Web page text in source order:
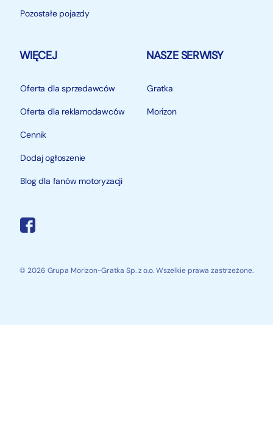
Pozostałe pojazdy
WIĘCEJ
Oferta dla sprzedawców
Oferta dla reklamodawców
Cennik
Dodaj ogłoszenie
Blog dla fanów motoryzacji
NASZE SERWISY
Gratka
Morizon
© 2026 Grupa Morizon-Gratka Sp. z o.o. Wszelkie prawa zastrzeżone.